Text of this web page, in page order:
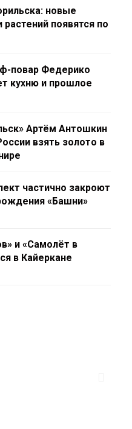
новые
появятся по
повар Федерико
кухню и прошлое
Артём Антошкин
взять золото в
частично закроют
«Башни»
и «Самолёт в
в Кайеркане